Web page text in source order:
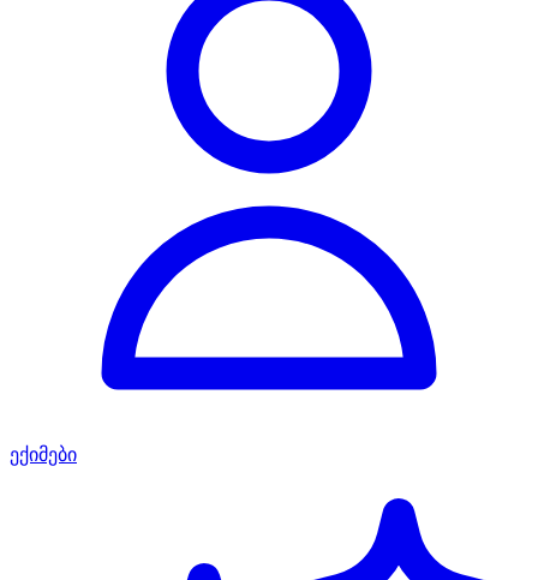
ექიმები